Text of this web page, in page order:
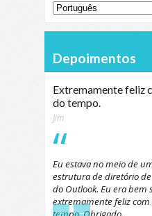
Depoimentos
Extremamente feliz
do tempo.
Jim
Eu estava no meio de
estrutura de diretório
do Outlook. Eu era bem
extremamente feliz
← →